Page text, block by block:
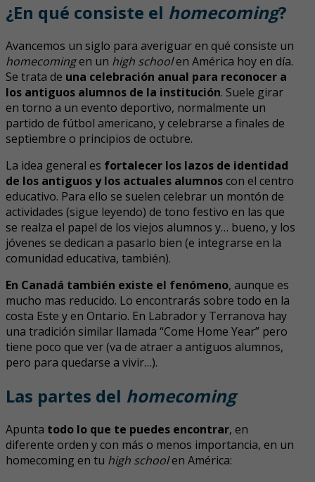
¿En qué consiste el homecoming?
Avancemos un siglo para averiguar en qué consiste un
homecomingen un high schoolen América hoy en día.
Se trata de una celebración anual para reconocer a
los antiguos alumnos de la institución. Suele girar
en torno a un evento deportivo, normalmente un
partido de fútbol americano, y celebrarse a finales de
septiembre o principios de octubre.
La idea general es fortalecer los lazos de identidad
de los antiguos y los actuales alumnoscon el centro
educativo. Para ello se suelen celebrar un montón de
actividades (sigue leyendo) de tono festivo en las que
se realza el papel de los viejos alumnos y… bueno, y los
jóvenes se dedican a pasarlo bien (e integrarse en la
comunidad educativa, también).
En Canadá también existe el fenómeno, aunque es
mucho mas reducido. Lo encontrarás sobre todo en la
costa Este y en Ontario. En Labrador y Terranova hay
una tradición similar llamada “Come Home Year” pero
tiene poco que ver (va de atraer a antiguos alumnos,
pero para quedarse a vivir…).
Las partes del homecoming
Apunta todo lo que te puedes encontrar, en
diferente orden y con más o menos importancia, en un
homecoming en tu high schoolen América: